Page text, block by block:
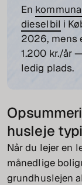
En
dieselbil i
2026, mens
1.200 kr./år
ledig plads.
husleje
Når du lejer en
månedlige
grundhuslejen